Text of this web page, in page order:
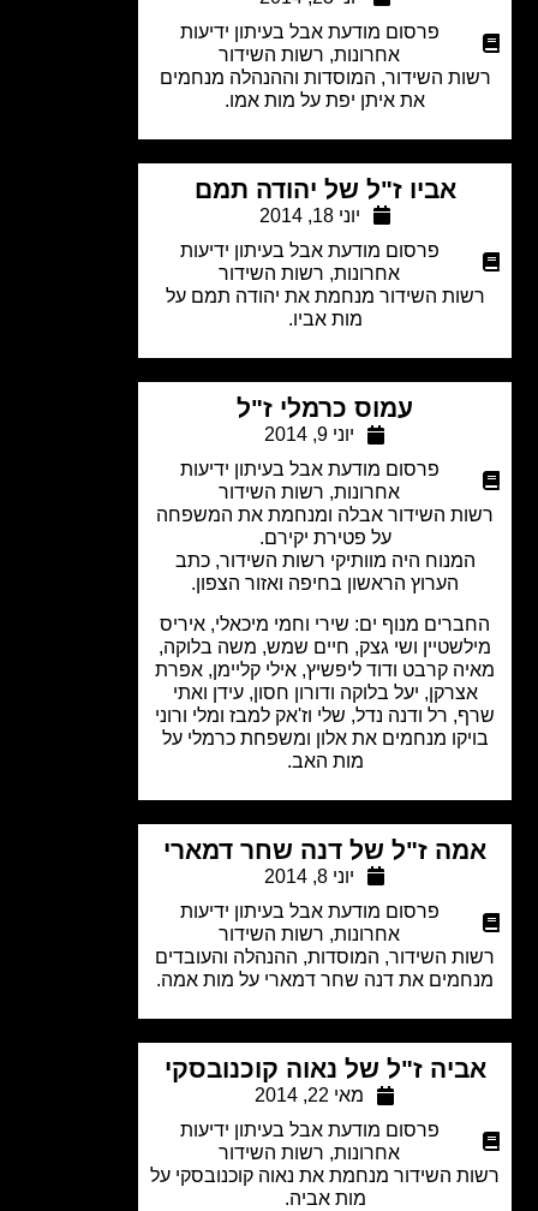
פרסום מודעת אבל בעיתון ידיעות
אחרונות,רשות השידור
השידור, המוסדות וההנהלה מנחמים
את איתן יפת על מות אמו.
אביו ז"ל של יהודה תמם
פרסום מודעת אבל בעיתון ידיעות
אחרונות,רשות השידור
השידור מנחמת את יהודה תמם על
מות אביו.
עמוס כרמלי ז"ל
פרסום מודעת אבל בעיתון ידיעות
אחרונות,רשות השידור
השידור אבלה ומנחמת את המשפחה
על פטירת יקירם.
המנוח היה מוותיקי רשות השידור, כתב
הערוץ הראשון בחיפה ואזור הצפון.
מנוף ים: שירי וחמי מיכאלי, איריס
ושי גצק, חיים שמש, משה בלוקה,
קרבט ודוד ליפשיץ, אילי קליימן, אפרת
יעל בלוקה ודורון חסון, עידן ואתי
רל ודנה נדל, שלי וז'אק למבז ומלי ורוני
מנחמים את אלון ומשפחת כרמלי על
מות האב.
ז"ל של דנה שחר דמארי
פרסום מודעת אבל בעיתון ידיעות
אחרונות,רשות השידור
השידור, המוסדות, ההנהלה והעובדים
את דנה שחר דמארי על מות אמה.
ז"ל של נאוה קוכנובסקי
מאי 22, 2014
פרסום מודעת אבל בעיתון ידיעות
אחרונות,רשות השידור
השידור מנחמת את נאוה קוכנובסקי על
מות אביה.